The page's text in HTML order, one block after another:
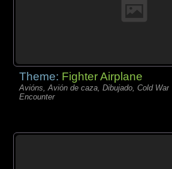
Theme: Fighter Airplane
Avións, Avión de caza, Dibujado, Cold War
Encounter